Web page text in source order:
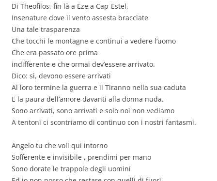
Di Theofilos, fin là a Eze,a Cap-Estel,
Insenature dove il vento assesta bracciate
Una tale trasparenza
Che tocchi le montagne e continui a vedere l’uomo
Che era passato ore prima
indifferente e che ormai dev’essere arrivato.
Dico: sì, devono essere arrivati
Al loro termine la guerra e il Tiranno nella sua caduta
E la paura dell’amore davanti alla donna nuda.
Sono arrivati, sono arrivati e solo noi non vediamo
A tentoni ci scontriamo di continuo con i nostri fantasmi.
Angelo tu che voli qui intorno
Sofferente e invisibile , prendimi per mano
Sono dorate le trappole degli uomini